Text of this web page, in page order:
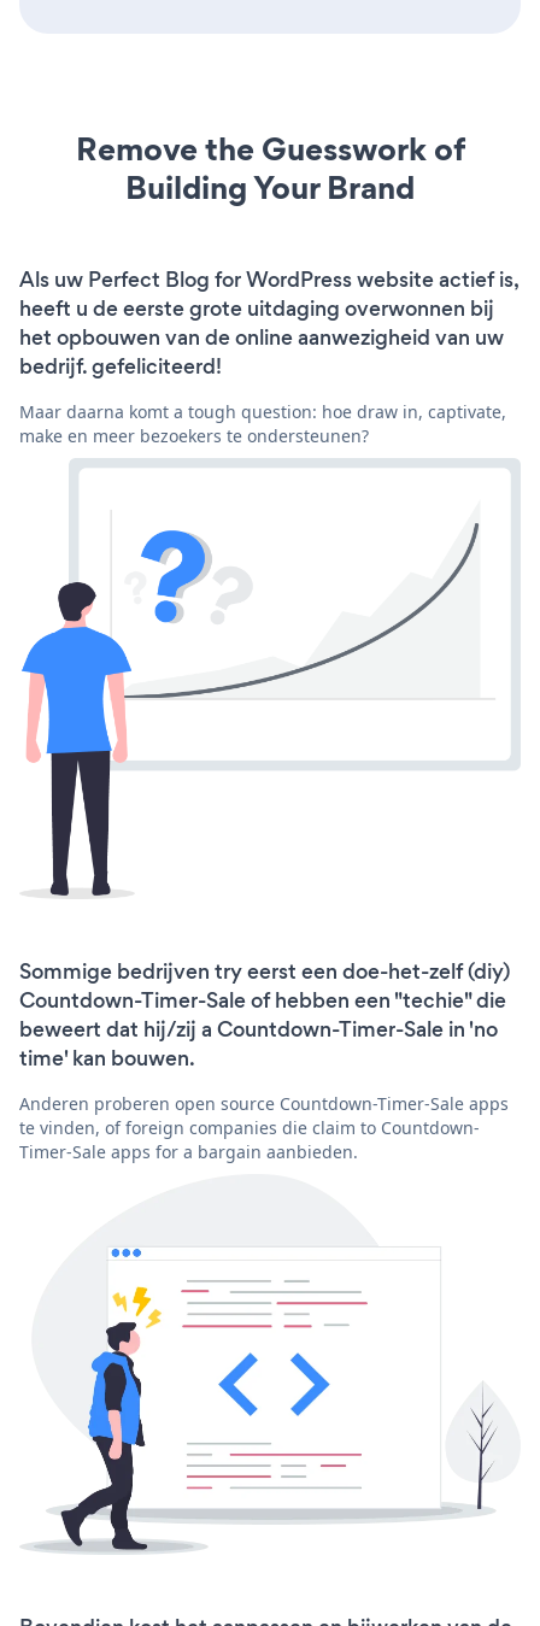
Remove the Guesswork of
Building Your Brand
Als uw Perfect Blog for WordPress website actief is,
heeft u de eerste grote uitdaging overwonnen bij
het opbouwen van de online aanwezigheid van uw
bedrijf. gefeliciteerd!
Maar daarna komt a tough question: hoe draw in, captivate,
make en meer bezoekers te ondersteunen?
Sommige bedrijven try eerst een doe-het-zelf (diy)
Countdown-Timer-Sale of hebben een "techie" die
beweert dat hij/zij a Countdown-Timer-Sale in 'no
time' kan bouwen.
Anderen proberen open source Countdown-Timer-Sale apps
te vinden, of foreign companies die claim to Countdown-
Timer-Sale apps for a bargain aanbieden.